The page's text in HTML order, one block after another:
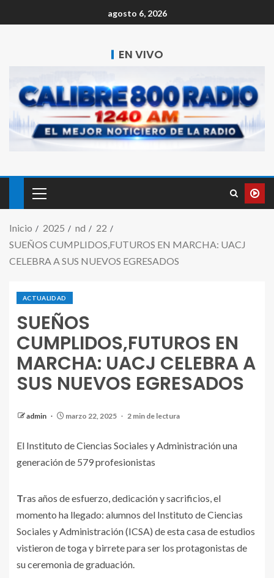
agosto 6, 2026
EN VIVO
Inicio 2025 nd
22
SUEÑOS CUMPLIDOS,FUTUROS EN MARCHA: UACJ
CELEBRA A SUS NUEVOS EGRESADOS
ACTUALIDAD
SUEÑOS
CUMPLIDOS,FUTUROS EN
MARCHA: UACJ CELEBRA A
SUS NUEVOS EGRESADOS
admin marzo 22, 2025 2 min de lectura
El Instituto de Ciencias Sociales y Administración una
generación de 579 profesionistas
Tras años de esfuerzo, dedicación y sacrificios, el
momento ha llegado: alumnos del Instituto de Ciencias
Sociales y Administración (ICSA) de esta casa de estudios
vistieron de toga y birrete para ser los protagonistas de
su ceremonia de graduación.